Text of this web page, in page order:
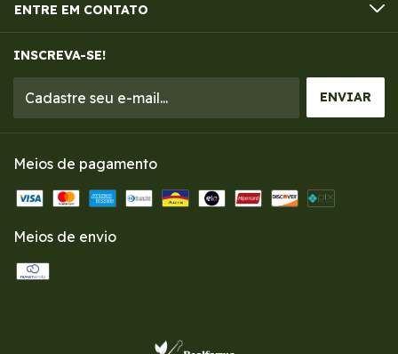
ENTRE EM CONTATO
INSCREVA-SE!
Meios de pagamento
Meios de envio